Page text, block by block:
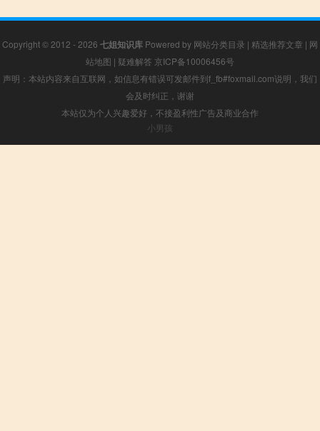
Copyright © 2012 - 2026 七姐知识库 Powered by 网站分类目录 | 精选推荐文章 | 网
站地图 | 疑难解答 京ICP备10006456号
声明：本站内容来自互联网，如信息有错误可发邮件到f_fb#foxmail.com说明，我们
会及时纠正，谢谢
本站仅为个人兴趣爱好，不接盈利性广告及商业合作
小男孩